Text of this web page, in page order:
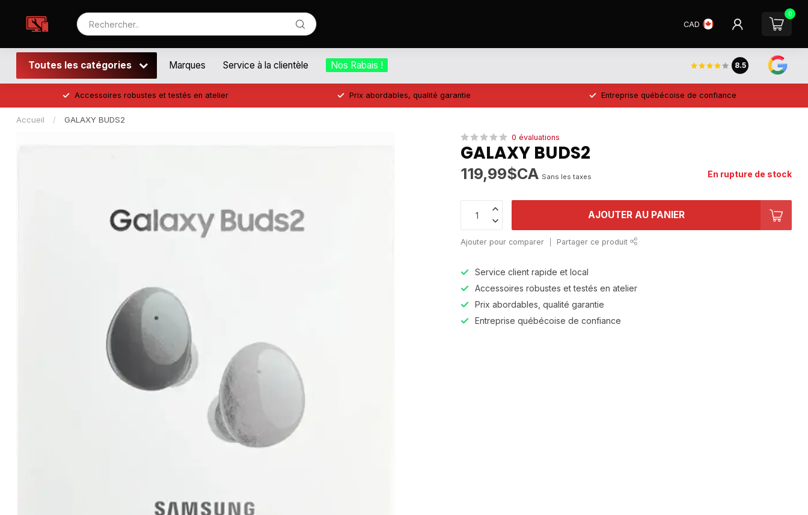
CAD
0
Toutes les catégories Marques Service à la clientèle Nos Rabais ! 8.5
Accessoires robustes et testés en atelier Prix abordables, qualité garantie Entreprise québécoise de confiance
Accueil / GALAXY BUDS2
0 évaluations
GALAXY BUDS2
119,99$CA Sans les taxes En rupture de stock
AJOUTER AU PANIER
Ajouter pour comparer Partager ce produit
Service client rapide et local
Accessoires robustes et testés en atelier
Prix abordables, qualité garantie
Entreprise québécoise de confiance